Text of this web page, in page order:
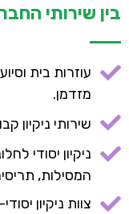
בין שירותי
עוזרות בית
מזדמן.
שירותי ניקיון
ניקיון יסודי
המסילות,
צוות ניקיון